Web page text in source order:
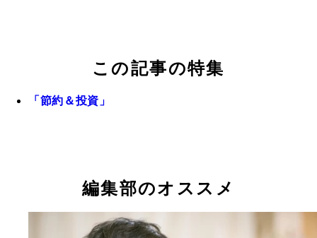
この記事の特集
「節約＆投資」
編集部のオススメ